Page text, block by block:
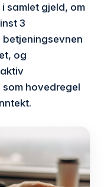
samlet gjeld, om
3
og
hovedregel